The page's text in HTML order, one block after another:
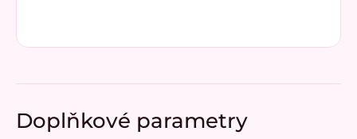
Doplňkové parametry